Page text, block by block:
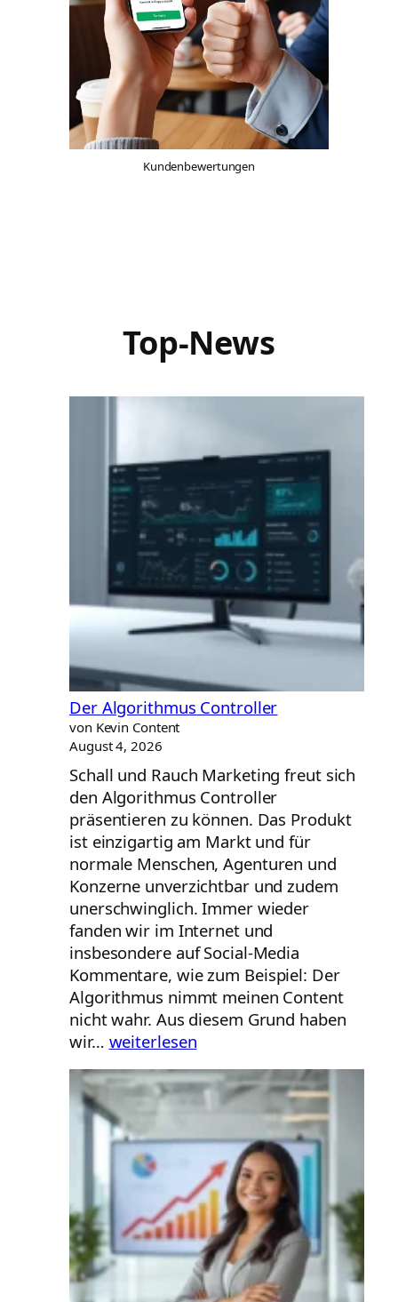
Kundenbewertungen
Top-News
Der Algorithmus Controller
von Kevin Content
August 4, 2026
Schall und Rauch Marketing freut sich
den Algorithmus Controller
präsentieren zu können. Das Produkt
ist einzigartig am Markt und für
normale Menschen, Agenturen und
Konzerne unverzichtbar und zudem
unerschwinglich. Immer wieder
fanden wir im Internet und
insbesondere auf Social-Media
Kommentare, wie zum Beispiel: Der
Algorithmus nimmt meinen Content
nicht wahr. Aus diesem Grund haben
wir… Der
Controller
weiterlesen